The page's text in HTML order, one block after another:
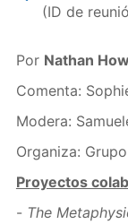
(ID de
Por Nathan
Comenta:
Modera:
Organiza:
Proyectos
- The